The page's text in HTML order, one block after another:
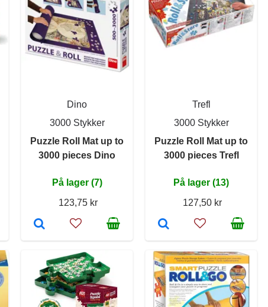
Dino
3000 Stykker
Puzzle Roll Mat up to
3000 pieces Dino
På lager (7)
123,75 kr
Trefl
3000 Stykker
Puzzle Roll Mat up to
3000 pieces Trefl
På lager (13)
127,50 kr